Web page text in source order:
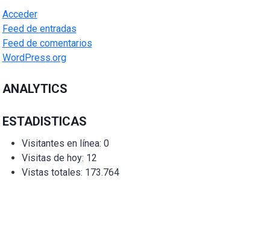
Acceder
Feed de entradas
Feed de comentarios
WordPress.org
ANALYTICS
ESTADISTICAS
Visitantes en línea: 0
Visitas de hoy: 12
Vistas totales: 173.764